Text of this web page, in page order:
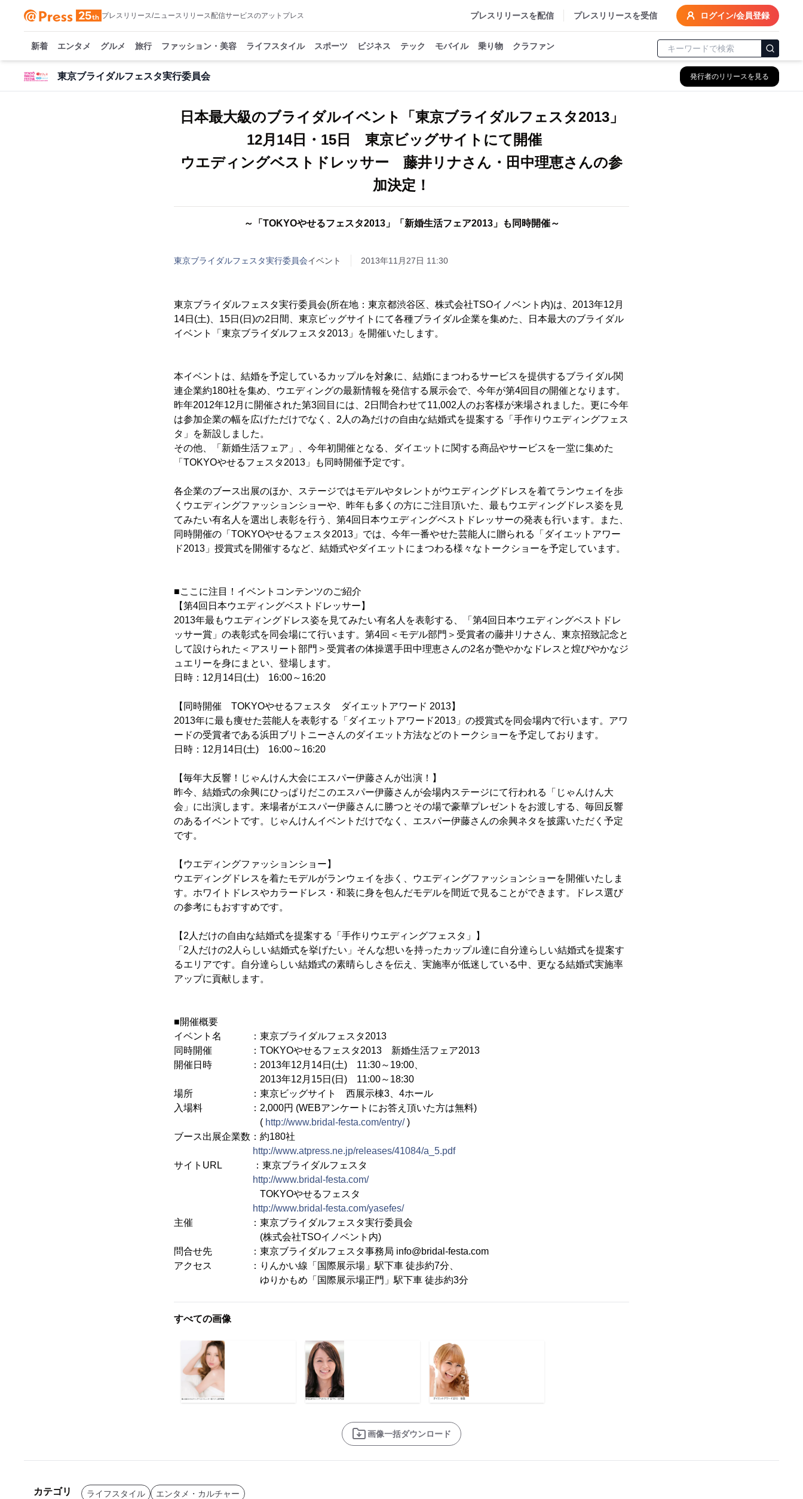
プレスリリース/ニュースリリース配信サービスのアットプレス プレスリリースを配信 プレスリリースを受信 ログイン/会員登録
新着 エンタメ グルメ 旅行 ファッション・美容 ライフスタイル スポーツ ビジネス テック モバイル 乗り物 クラファン
東京ブライダルフェスタ実行委員会 発行者のリリースを見る
日本最大級のブライダルイベント「東京ブライダルフェスタ2013」
12月14日・15日 東京ビッグサイトにて開催
ウエディングベストドレッサー 藤井リナさん・田中理恵さんの参
加決定！
～「TOKYOやせるフェスタ2013」「新婚生活フェア2013」も同時開催～
東京ブライダルフェスタ実行委員会イベント 2013年11月27日 11:30
東京ブライダルフェスタ実行委員会(所在地：東京都渋谷区、株式会社TSOイノベント内)は、2013年12月
14日(土)、15日(日)の2日間、東京ビッグサイトにて各種ブライダル企業を集めた、日本最大のブライダル
イベント「東京ブライダルフェスタ2013」を開催いたします。
本イベントは、結婚を予定しているカップルを対象に、結婚にまつわるサービスを提供するブライダル関
連企業約180社を集め、ウエディングの最新情報を発信する展示会で、今年が第4回目の開催となります。
昨年2012年12月に開催された第3回目には、2日間合わせて11,002人のお客様が来場されました。更に今年
は参加企業の幅を広げただけでなく、2人の為だけの自由な結婚式を提案する「手作りウエディングフェス
タ」を新設しました。
その他、「新婚生活フェア」、今年初開催となる、ダイエットに関する商品やサービスを一堂に集めた
「TOKYOやせるフェスタ2013」も同時開催予定です。
各企業のブース出展のほか、ステージではモデルやタレントがウエディングドレスを着てランウェイを歩
くウエディングファッションショーや、昨年も多くの方にご注目頂いた、最もウエディングドレス姿を見
てみたい有名人を選出し表彰を行う、第4回日本ウエディングベストドレッサーの発表も行います。また、
同時開催の「TOKYOやせるフェスタ2013」では、今年一番やせた芸能人に贈られる「ダイエットアワー
ド2013」授賞式を開催するなど、結婚式やダイエットにまつわる様々なトークショーを予定しています。
■ここに注目！イベントコンテンツのご紹介
【第4回日本ウエディングベストドレッサー】
2013年最もウエディングドレス姿を見てみたい有名人を表彰する、「第4回日本ウエディングベストドレ
ッサー賞」の表彰式を同会場にて行います。第4回＜モデル部門＞受賞者の藤井リナさん、東京招致記念と
して設けられた＜アスリート部門＞受賞者の体操選手田中理恵さんの2名が艶やかなドレスと煌びやかなジ
ュエリーを身にまとい、登場します。
日時：12月14日(土) 16:00～16:20
【同時開催 TOKYOやせるフェスタ ダイエットアワード 2013】
2013年に最も痩せた芸能人を表彰する「ダイエットアワード2013」の授賞式を同会場内で行います。アワ
ードの受賞者である浜田ブリトニーさんのダイエット方法などのトークショーを予定しております。
日時：12月14日(土) 16:00～16:20
【毎年大反響！じゃんけん大会にエスパー伊藤さんが出演！】
昨今、結婚式の余興にひっぱりだこのエスパー伊藤さんが会場内ステージにて行われる「じゃんけん大
会」に出演します。来場者がエスパー伊藤さんに勝つとその場で豪華プレゼントをお渡しする、毎回反響
のあるイベントです。じゃんけんイベントだけでなく、エスパー伊藤さんの余興ネタを披露いただく予定
です。
【ウエディングファッションショー】
ウエディングドレスを着たモデルがランウェイを歩く、ウエディングファッションショーを開催いたしま
す。ホワイトドレスやカラードレス・和装に身を包んだモデルを間近で見ることができます。ドレス選び
の参考にもおすすめです。
【2人だけの自由な結婚式を提案する「手作りウエディングフェスタ」】
「2人だけの2人らしい結婚式を挙げたい」そんな想いを持ったカップル達に自分達らしい結婚式を提案す
るエリアです。自分達らしい結婚式の素晴らしさを伝え、実施率が低迷している中、更なる結婚式実施率
アップに貢献します。
■開催概要
イベント名 ：東京ブライダルフェスタ2013
同時開催 ：TOKYOやせるフェスタ2013 新婚生活フェア2013
開催日時 ：2013年12月14日(土) 11:30～19:00、
2013年12月15日(日) 11:00～18:30
場所 ：東京ビッグサイト 西展示棟3、4ホール
入場料 ：2,000円 (WEBアンケートにお答え頂いた方は無料)
( http://www.bridal-festa.com/entry/)
ブース出展企業数：約180社
http://www.atpress.ne.jp/releases/41084/a_5.pdf
サイトURL ：東京ブライダルフェスタ
http://www.bridal-festa.com/
TOKYOやせるフェスタ
http://www.bridal-festa.com/yasefes/
主催 ：東京ブライダルフェスタ実行委員会
(株式会社TSOイノベント内)
問合せ先 ：東京ブライダルフェスタ事務局 info@bridal-festa.com
アクセス ：りんかい線「国際展示場」駅下車 徒歩約7分、
ゆりかもめ「国際展示場正門」駅下車 徒歩約3分
すべての画像
画像一括ダウンロード
カテゴリ ライフスタイル エンタメ・カルチャー